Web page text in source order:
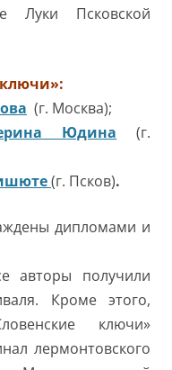
Луки Псковской
(г. Москва);
Юдина (г.
(г. Псков).
дипломами и
авторы получили
Кроме этого,
ключи»
лермонтовского